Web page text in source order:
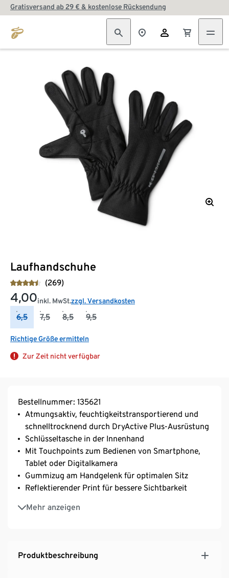
Gratisversand ab 29 € & kostenlose Rücksendung
Laufhandschuhe
(269)
4,00inkl. MwSt.zzgl. Versandkosten
6,5 7,5 8,5 9,5
Richtige Größe ermitteln
Zur Zeit nicht verfügbar
Bestellnummer: 135621
Atmungsaktiv, feuchtigkeitstransportierend und
schnelltrocknend durch DryActive Plus-Ausrüstung
Schlüsseltasche in der Innenhand
Mit Touchpoints zum Bedienen von Smartphone,
Tablet oder Digitalkamera
Gummizug am Handgelenk für optimalen Sitz
Reflektierender Print für bessere Sichtbarkeit
Mehr anzeigen
Sporthandschuhe für Damen und Herren
Produktbeschreibung